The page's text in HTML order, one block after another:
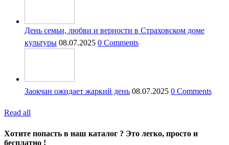
День семьи, любви и верности в Страховском доме
культуры 08.07.2025 0 Comments
Заокчан ожидает жаркий день 08.07.2025 0 Comments
Read all
Хотите попасть в наш каталог ? Это легко, просто и
бесплатно !